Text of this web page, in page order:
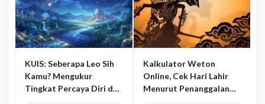
KUIS: Seberapa Leo Sih
Kamu? Mengukur
Tingkat Percaya Diri dan
Kalkulator Weton
Online, Cek Hari Lahir
Menurut Penanggalan